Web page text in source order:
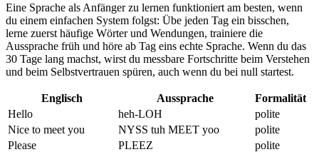
Eine Sprache als Anfänger zu lernen funktioniert am besten, wenn
du einem einfachen System folgst: Übe jeden Tag ein bisschen,
lerne zuerst häufige Wörter und Wendungen, trainiere die
Aussprache früh und höre ab Tag eins echte Sprache. Wenn du das
30 Tage lang machst, wirst du messbare Fortschritte beim Verstehen
und beim Selbstvertrauen spüren, auch wenn du bei null startest.
Englisch Aussprache
Formalität
Hello
heh-LOH
polite
Nice to meet you
NYSS tuh MEET yoo
polite
Please
PLEEZ
polite